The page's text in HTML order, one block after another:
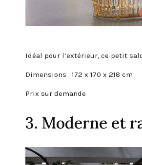
Idéal pour l’extérieur, ce petit
Dimensions : 172 x 170 x 218 cm
Prix sur demande
3. Moderne et